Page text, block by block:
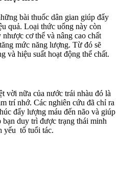
bài thuốc dân gian giúp đẩy
quả. Loại thức uống này còn
cơ thể và nâng cao chất
mức năng lượng. Từ đó sẽ
và hiệu suất hoạt động thể chất.
vời nữa của nước trái nhàu đó là
trí nhớ. Các nghiên cứu đã chỉ ra
đẩy lượng máu đến não và giúp
duy trì được trạng thái minh
yếu tố tuổi tác.